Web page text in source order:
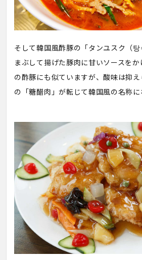
そして韓国風酢豚の「タンユスク（
まぶして揚げた豚肉に甘いソースを
の酢豚にも似ていますが、酸味は抑
の「糖醋肉」が転じて韓国風の名称に